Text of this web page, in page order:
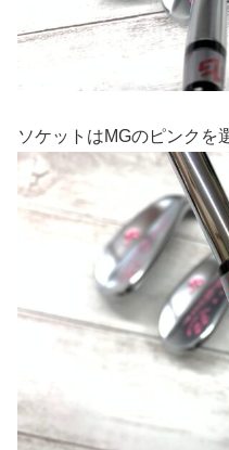
ソケットはMGのピンクを